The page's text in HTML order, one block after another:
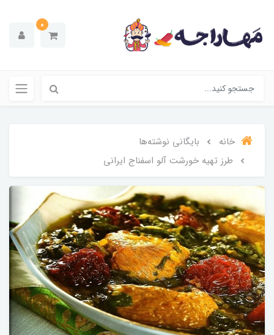
0
خانه
بایگانی نوشته‌ها
طرز تهیه خورشت آلو اسفناج ایرانی